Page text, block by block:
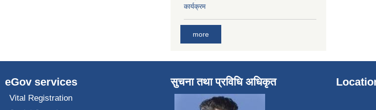
कार्यक्रम
more
eGov services
Vital Registration
सुचना तथा प्रविधि अधिकृत